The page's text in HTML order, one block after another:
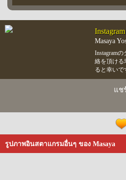
Masaya
Instagram
絡を頂ける
ると幸いで
แช
รูปภาพอินสตาแกรมอื่นๆ ของ Masaya